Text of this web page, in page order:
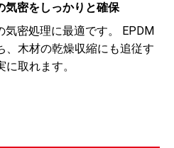
気密をしっかりと確保
密処理に最適です。 EPDM
、木材の乾燥収縮にも追従す
取れます。